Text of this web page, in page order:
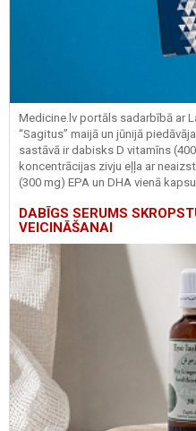
Medicine.lv portāls sadarbībā ar
“Sagitus” maijā un jūnijā
sastāvā ir dabisks D vitamīns
koncentrācijas zivju eļļa ar
(300 mg) EPA un DHA vienā
DABĪGS SERUMS
VEICINĀŠANAI